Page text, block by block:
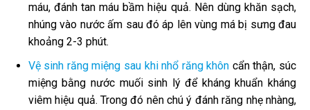
máu, đánh tan máu bầm hiệu quả. Nên dùng khăn sạch,
nhúng vào nước ấm sau đó áp lên vùng má bị sưng đau
khoảng 2-3 phút.
Vệ sinh răng miệng sau khi nhổ răng khôn cẩn thận, súc
miệng bằng nước muối sinh lý để kháng khuẩn kháng
viêm hiệu quả. Trong đó nên chú ý đánh răng nhẹ nhàng,